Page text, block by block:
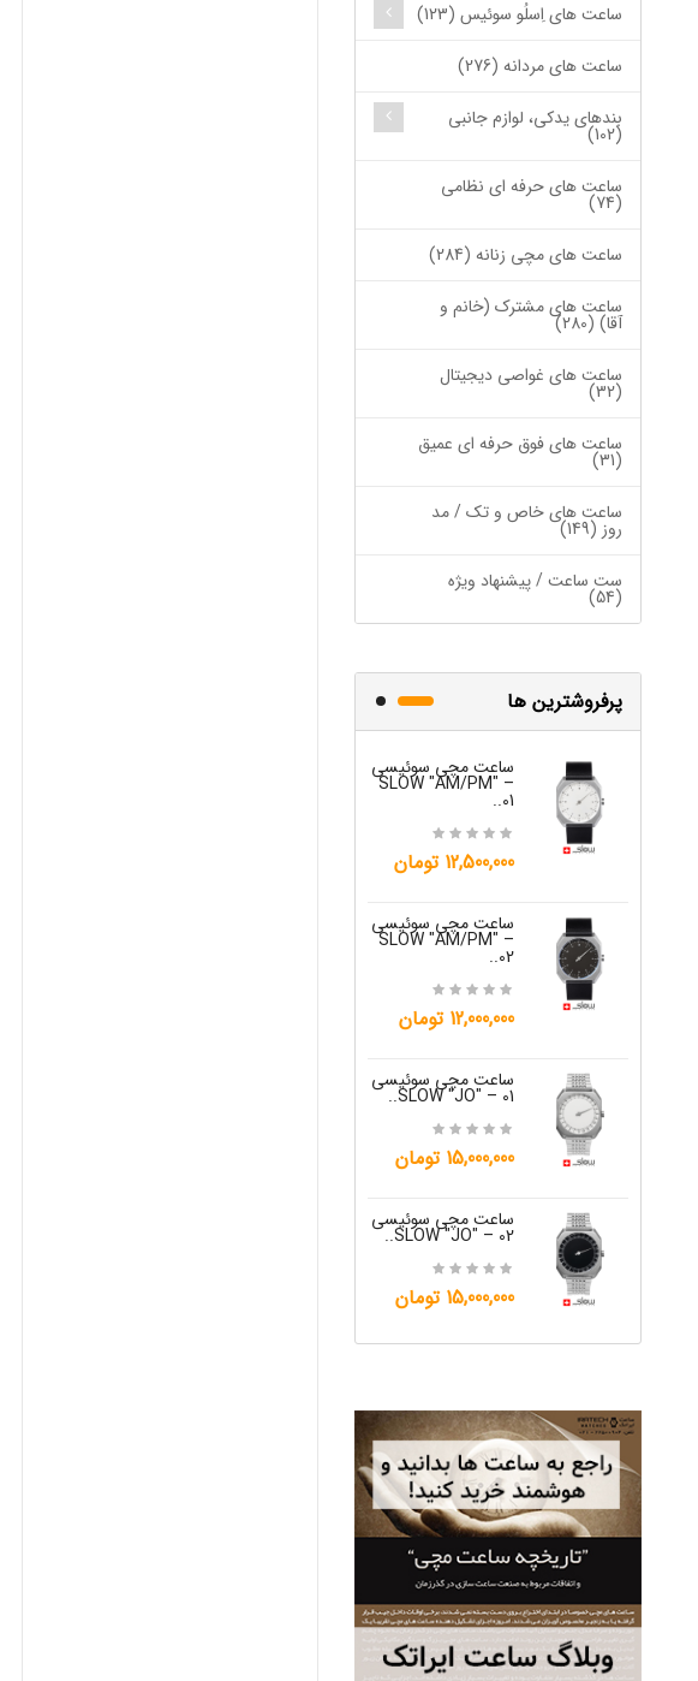
ساعت های اِسلُو سوئیس (123)
ساعت های مردانه (276)
بندهای یدکی، لوازم جانبی
(102)
ساعت های حرفه ای نظامی
(74)
ساعت های مچی زنانه (284)
ساعت های مشترک (خانم و
آقا) (280)
ساعت های غواصی دیجیتال
(32)
ساعت های فوق حرفه ای عمیق
(31)
ساعت های خاص و تک / مد
روز (149)
ست ساعت / پیشنهاد ویژه
(54)
پرفروشترین ها
ساعت مچی سوئیسی
SLOW "AM/PM" –
01..
12,500,000 تومان
ساعت مچی سوئیسی
SLOW "AM/PM" –
02..
12,000,000 تومان
ساعت مچی سوئیسی
SLOW "JO" – 01..
15,000,000 تومان
ساعت مچی سوئیسی
SLOW "JO" – 02..
15,000,000 تومان